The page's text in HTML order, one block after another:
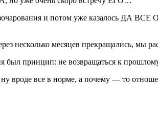
разочарования и потом уже казалось
месяцев прекращались, мы
был принцип: не возвращаться к
ну вроде все в норме, а почему — то